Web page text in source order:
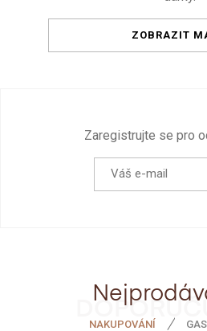
ZOBRAZIT
Zaregistrujte se pro
NAKUPOVÁNÍ